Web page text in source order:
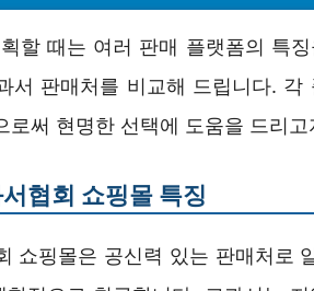
할 때는 여러 판매 플랫폼의 특
서 판매처를 비교해 드립니다.
로써 현명한 선택에 도움을 드리고
협회 쇼핑몰 특징
쇼핑몰은 공신력 있는 판매처로